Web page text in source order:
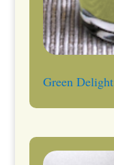
Green Delight